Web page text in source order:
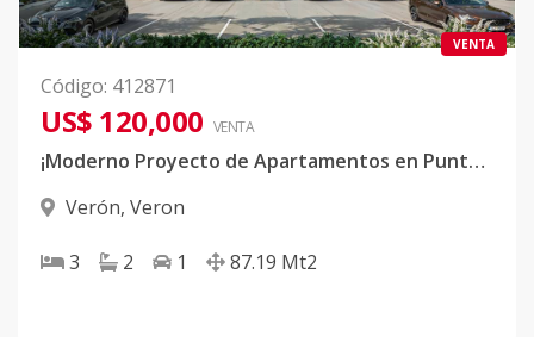
VENTA
Código: 412871
US$ 120,000 VENTA
¡Moderno Proyecto de Apartamentos en Punta Cana!
Verón, Veron
3 2 1 87.19 Mt2